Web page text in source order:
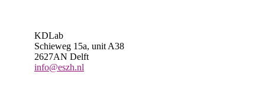
KDLab
Schieweg 15a, unit A38
2627AN Delft
info@eszh.nl